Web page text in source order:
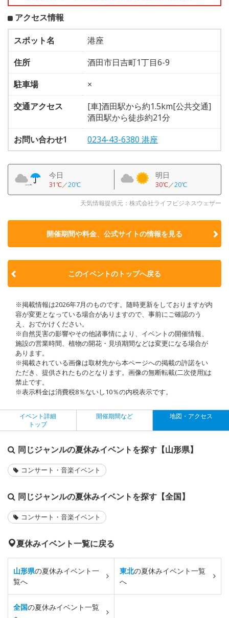
アクセス情報
スポット名
港座
住所
酒田市日吉町1丁目6-9
駐車場
×
交通アクセス
[車]酒田駅から約1.5km[公共交通]
酒田駅から徒歩約21分
お問い合わせ1
0234-43-6380 港座
今日
31℃／20℃
明日
30℃／20℃
天気情報提供元：株式会社ライフビジネスウェザー
開催期間や料金、公式サイトの情報を見る
このイベントのトップへ戻る
※掲載情報は2026年7月のものです。随時更新をしておりますが内
容が変更となっている場合がありますので、事前にご確認のう
え、おでかけください。
※自然災害の影響やその他諸事情により、イベントの開催情報、
施設の営業時間、植物の開花・見頃期間などは変更になる場合が
あります。
※掲載されている画像は取材先から本ページへの掲載の許諾をい
ただき、提供されたものとなります。画像の無断転載(二次使用)は
禁止です。
※表示料金は消費税8％ないし10％の内税表示です。
イベント詳細
トップ
開催期間など 地図・アクセス
同じジャンルの夏休みイベントを探す【山形県】
コンサート・音楽イベント
同じジャンルの夏休みイベントを探す【全国】
コンサート・音楽イベント
夏休みイベント一覧に戻る
山形県の夏休みイベント一
覧へ
東北の夏休みイベント一覧
へ
全国の夏休みイベント一覧